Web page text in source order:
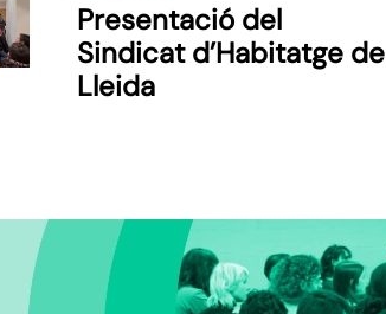
Presentació del
Sindicat d’Habitatge de
Lleida